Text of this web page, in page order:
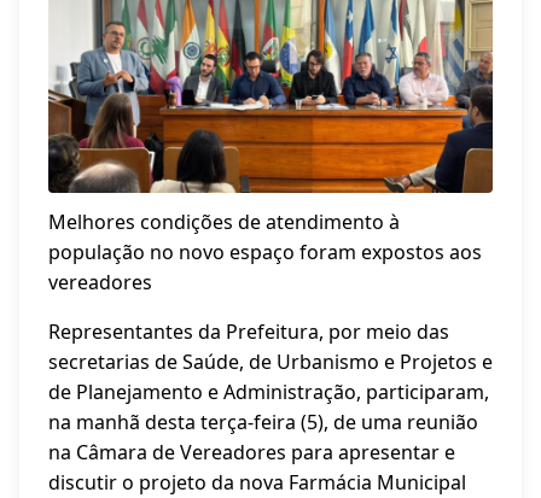
Melhores condições de atendimento à
população no novo espaço foram expostos aos
vereadores
Representantes da Prefeitura, por meio das
secretarias de Saúde, de Urbanismo e Projetos e
de Planejamento e Administração, participaram,
na manhã desta terça-feira (5), de uma reunião
na Câmara de Vereadores para apresentar e
discutir o projeto da nova Farmácia Municipal